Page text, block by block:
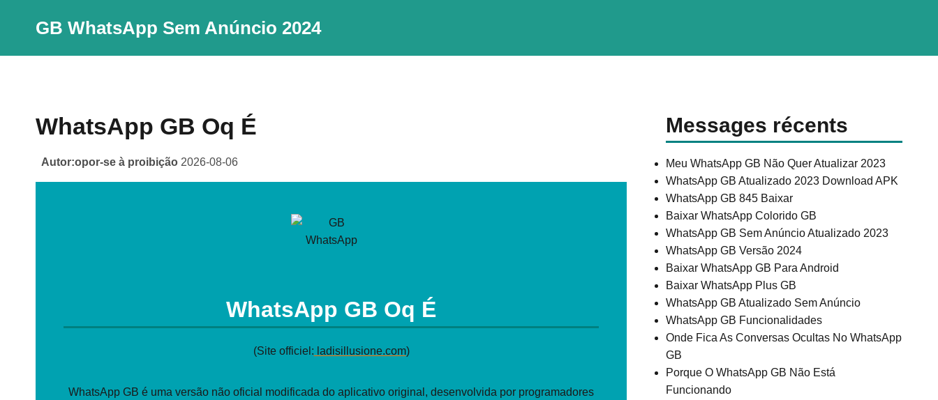
GB WhatsApp Sem Anúncio 2024
WhatsApp GB Oq É
Autor:opor-se à proibição 2026-08-06
WhatsApp GB Oq É
(Site officiel: ladisillusione.com)
WhatsApp GB é uma versão não oficial modificada do aplicativo original, desenvolvida por programadores
Messages récents
Meu WhatsApp GB Não Quer Atualizar 2023
WhatsApp GB Atualizado 2023 Download APK
WhatsApp GB 845 Baixar
Baixar WhatsApp Colorido GB
WhatsApp GB Sem Anúncio Atualizado 2023
WhatsApp GB Versão 2024
Baixar WhatsApp GB Para Android
Baixar WhatsApp Plus GB
WhatsApp GB Atualizado Sem Anúncio
WhatsApp GB Funcionalidades
Onde Fica As Conversas Ocultas No WhatsApp
GB
Porque O WhatsApp GB Não Está
Funcionando